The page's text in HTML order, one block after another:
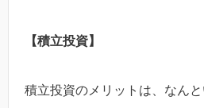
【積立投資】
積立投資のメリットは、なん